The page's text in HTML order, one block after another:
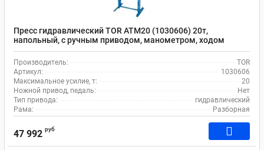
Пресс гидравлический TOR ATM20 (1030606) 20т,
напольный, с ручным приводом, манометром, ходом
штока 170 мм
Производитель:
TOR
Артикул:
1030606
Максимальное усилие, т:
20
Ножной привод, педаль:
Нет
Тип привода:
гидравлический
Рама:
Разборная
47 992 руб